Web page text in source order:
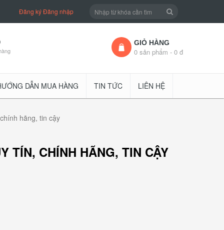
Đăng kýĐăng nhập
GIỎ HÀNG
0 sản phẩm - 0 đ
DẪN MUA HÀNG TIN TỨC LIÊN HỆ
hãng, tin cậy
TÍN, CHÍNH HÃNG, TIN CẬY